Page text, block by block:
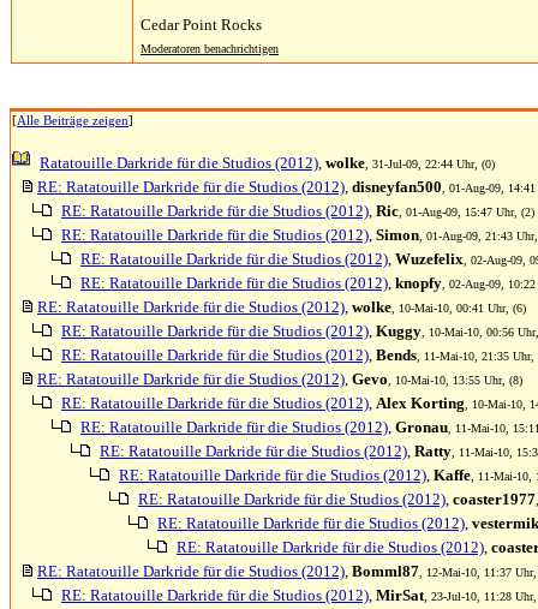
Cedar Point Rocks
Moderatoren benachrichtigen
[Alle Beiträge zeigen]
Ratatouille Darkride für die Studios (2012), wolke , 31-Jul-09, 22:44 Uhr, (0)
RE: Ratatouille Darkride für die Studios (2012), disneyfan500 , 01-Aug-09,
RE: Ratatouille Darkride für die Studios (2012), Ric , 01-Aug-09, 15:47 Uhr, (2)
RE: Ratatouille Darkride für die Studios (2012), Simon , 01-Aug-09, 21:43
RE: Ratatouille Darkride für die Studios (2012), Wuzefelix , 02-Aug-09,
RE: Ratatouille Darkride für die Studios (2012), knopfy , 02-Aug-09,
RE: Ratatouille Darkride für die Studios (2012), wolke , 10-Mai-10, 00:41 Uhr, (6)
RE: Ratatouille Darkride für die Studios (2012), Kuggy , 10-Mai-10, 00:56
RE: Ratatouille Darkride für die Studios (2012), Bends , 11-Mai-10, 21:35 Uhr,
RE: Ratatouille Darkride für die Studios (2012), Gevo , 10-Mai-10, 13:55 Uhr, (8)
RE: Ratatouille Darkride für die Studios (2012), Alex Korting , 10-Mai-10,
RE: Ratatouille Darkride für die Studios (2012), Gronau , 11-Mai-10,
RE: Ratatouille Darkride für die Studios (2012), Ratty , 11-Mai-10,
RE: Ratatouille Darkride für die Studios (2012), Kaffe , 11-Mai-
RE: Ratatouille Darkride für die Studios (2012), coaster1977
RE: Ratatouille Darkride für die Studios (2012),
RE: Ratatouille Darkride für die Studios (2012),
RE: Ratatouille Darkride für die Studios (2012), Bomml87 , 12-Mai-10, 11:37
RE: Ratatouille Darkride für die Studios (2012), MirSat , 23-Jul-10, 11:28